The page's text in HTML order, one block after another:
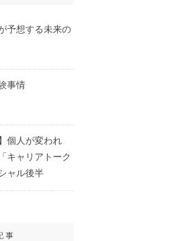
予想する未来の
事情
個人が変われ
キャリアトーク
ャル後半
事